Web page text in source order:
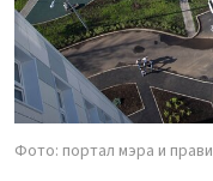
Фото: портал мэра и